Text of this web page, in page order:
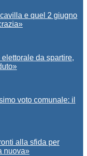
e quel 2 giugno
da spartire,
voto comunale: il
alla sfida per
nuova»